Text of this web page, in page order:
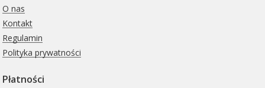
O nas
Kontakt
Regulamin
Polityka prywatności
Płatności